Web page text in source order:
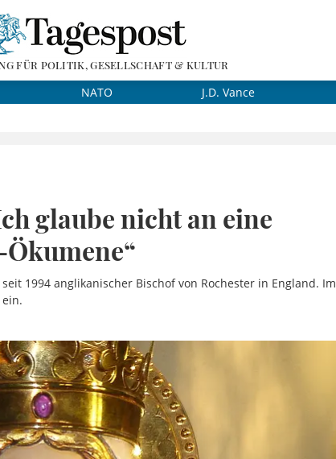
FÜR POLITIK, GESELLSCHAFT & KULTUR
NATO J.D. Vance
glaube nicht an eine
1994 anglikanischer Bischof von Rochester in England. Im